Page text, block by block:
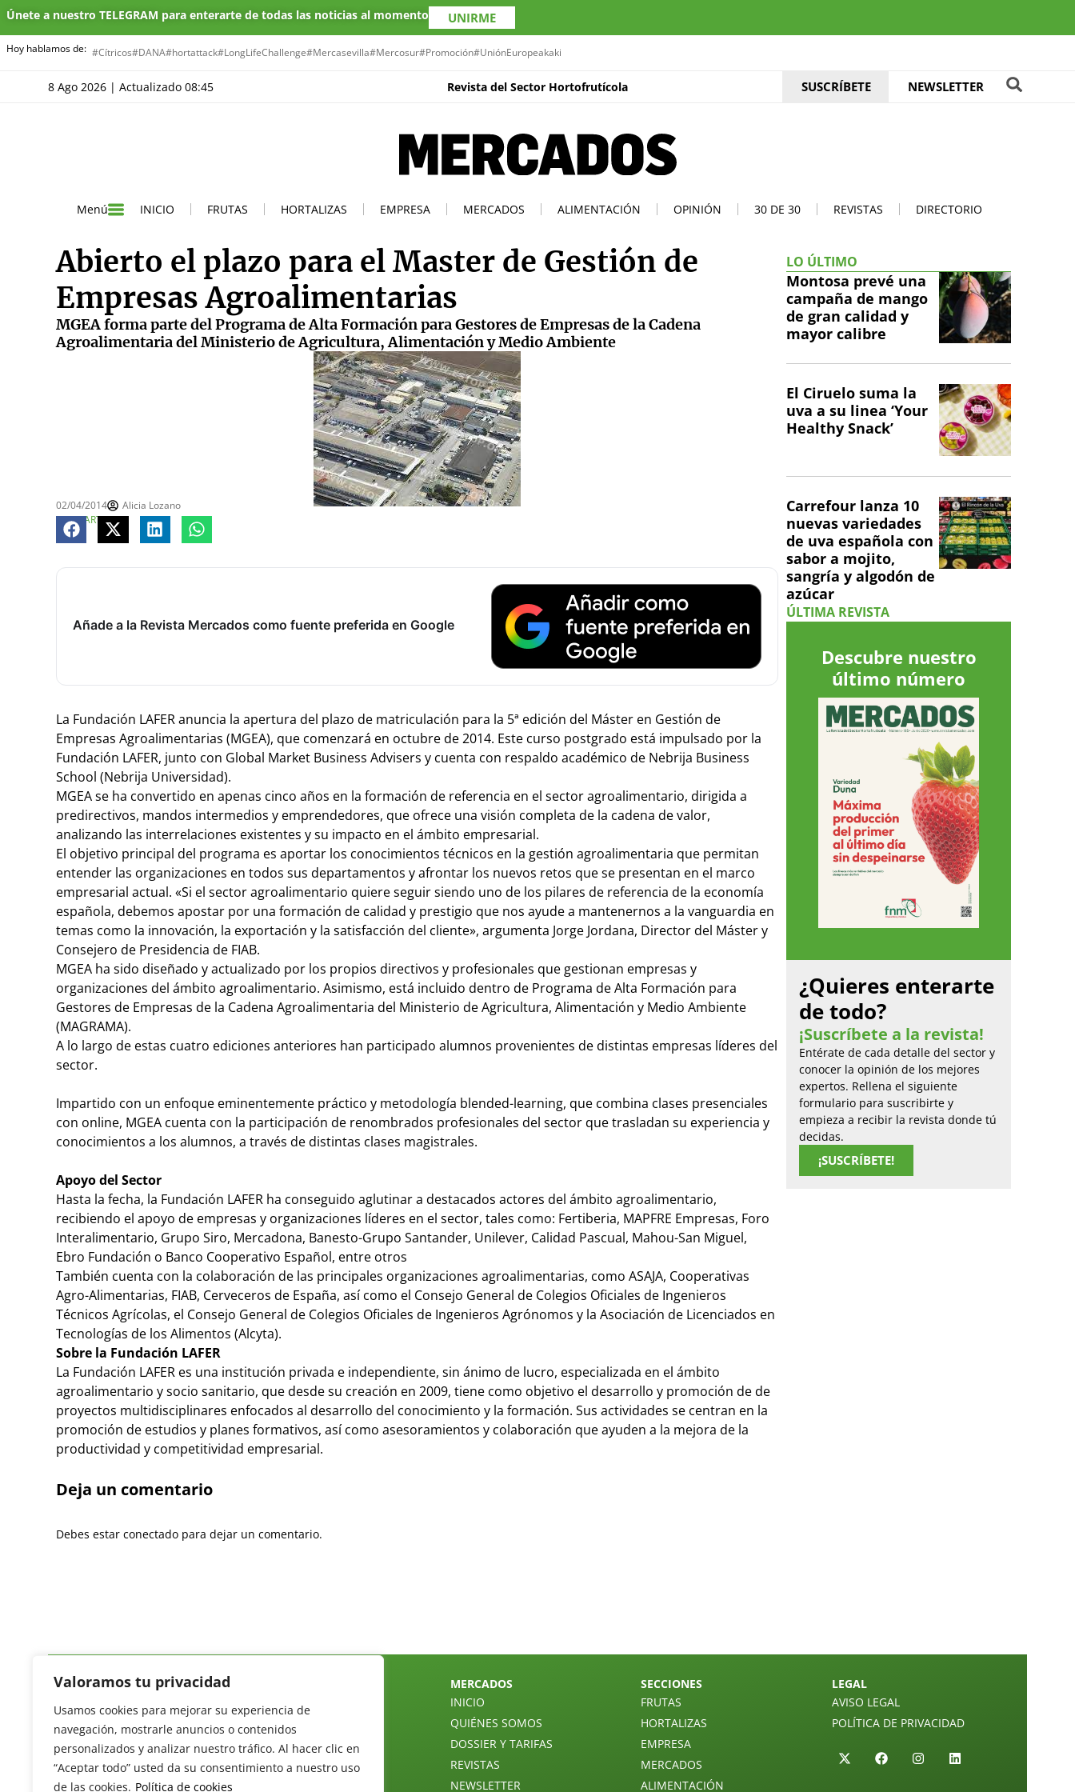
Valoramos tu privacidad
Usamos cookies para mejorar su experiencia de
navegación, mostrarle anuncios o contenidos
personalizados y analizar nuestro tráfico. Al hacer clic en
“Aceptar todo” usted da su consentimiento a nuestro uso
de las cookies. Política de cookies
Únete a nuestro TELEGRAM para enterarte de todas las noticias al momento UNIRME
Hoy hablamos de: #Cítricos#DANA#hortattack#LongLifeChallenge#Mercasevilla#Mercosur#Promoción#UniónEuropeakaki
8 Ago 2026 | Actualizado 08:45 Revista del Sector Hortofrutícola SUSCRÍBETE NEWSLETTER
Menú INICIO FRUTAS HORTALIZAS EMPRESA MERCADOS ALIMENTACIÓN OPINIÓN 30 DE 30 REVISTAS DIRECTORIO
Abierto el plazo para el Master de Gestión de
Empresas Agroalimentarias
MGEA forma parte del Programa de Alta Formación para Gestores de Empresas de la Cadena
Agroalimentaria del Ministerio de Agricultura, Alimentación y Medio Ambiente
02/04/2014
Alicia Lozano
COMPARTE
Añade a la Revista Mercados como fuente preferida en Google
La Fundación LAFER anuncia la apertura del plazo de matriculación para la 5ª edición del Máster en Gestión de
Empresas Agroalimentarias (MGEA), que comenzará en octubre de 2014. Este curso postgrado está impulsado por la
Fundación LAFER, junto con Global Market Business Advisers y cuenta con respaldo académico de Nebrija Business
School (Nebrija Universidad).
MGEA se ha convertido en apenas cinco años en la formación de referencia en el sector agroalimentario, dirigida a
predirectivos, mandos intermedios y emprendedores, que ofrece una visión completa de la cadena de valor,
analizando las interrelaciones existentes y su impacto en el ámbito empresarial.
El objetivo principal del programa es aportar los conocimientos técnicos en la gestión agroalimentaria que permitan
entender las organizaciones en todos sus departamentos y afrontar los nuevos retos que se presentan en el marco
empresarial actual. «Si el sector agroalimentario quiere seguir siendo uno de los pilares de referencia de la economía
española, debemos apostar por una formación de calidad y prestigio que nos ayude a mantenernos a la vanguardia en
temas como la innovación, la exportación y la satisfacción del cliente», argumenta Jorge Jordana, Director del Máster y
Consejero de Presidencia de FIAB.
MGEA ha sido diseñado y actualizado por los propios directivos y profesionales que gestionan empresas y
organizaciones del ámbito agroalimentario. Asimismo, está incluido dentro de Programa de Alta Formación para
Gestores de Empresas de la Cadena Agroalimentaria del Ministerio de Agricultura, Alimentación y Medio Ambiente
(MAGRAMA).
A lo largo de estas cuatro ediciones anteriores han participado alumnos provenientes de distintas empresas líderes del
sector.
Impartido con un enfoque eminentemente práctico y metodología blended-learning, que combina clases presenciales
con online, MGEA cuenta con la participación de renombrados profesionales del sector que trasladan su experiencia y
conocimientos a los alumnos, a través de distintas clases magistrales.
Apoyo del Sector
Hasta la fecha, la Fundación LAFER ha conseguido aglutinar a destacados actores del ámbito agroalimentario,
recibiendo el apoyo de empresas y organizaciones líderes en el sector, tales como: Fertiberia, MAPFRE Empresas, Foro
Interalimentario, Grupo Siro, Mercadona, Banesto-Grupo Santander, Unilever, Calidad Pascual, Mahou-San Miguel,
Ebro Fundación o Banco Cooperativo Español, entre otros
También cuenta con la colaboración de las principales organizaciones agroalimentarias, como ASAJA, Cooperativas
Agro-Alimentarias, FIAB, Cerveceros de España, así como el Consejo General de Colegios Oficiales de Ingenieros
Técnicos Agrícolas, el Consejo General de Colegios Oficiales de Ingenieros Agrónomos y la Asociación de Licenciados en
Tecnologías de los Alimentos (Alcyta).
Sobre la Fundación LAFER
La Fundación LAFER es una institución privada e independiente, sin ánimo de lucro, especializada en el ámbito
agroalimentario y socio sanitario, que desde su creación en 2009, tiene como objetivo el desarrollo y promoción de de
proyectos multidisciplinares enfocados al desarrollo del conocimiento y la formación. Sus actividades se centran en la
promoción de estudios y planes formativos, así como asesoramientos y colaboración que ayuden a la mejora de la
productividad y competitividad empresarial.
Deja un comentario
Debes estar conectado para dejar un comentario.
LO ÚLTIMO
Montosa prevé una
campaña de mango
de gran calidad y
mayor calibre
El Ciruelo suma la
uva a su linea ‘Your
Healthy Snack’
Carrefour lanza 10
nuevas variedades
de uva española con
sabor a mojito,
sangría y algodón de
azúcar
ÚLTIMA REVISTA
Descubre nuestro
último número
¿Quieres enterarte
de todo?
¡Suscríbete a la revista!
Entérate de cada detalle del sector y
conocer la opinión de los mejores
expertos. Rellena el siguiente
formulario para suscribirte y
empieza a recibir la revista donde tú
decidas.
¡SUSCRÍBETE!
Revista del Sector Hortofrutícola
C/ Presidente Cárdenas nº 10.
41013 Sevilla. ESPAÑA
Tel: (+34) 954 25 88 51
MERCADOS
INICIO
QUIÉNES SOMOS
DOSSIER Y TARIFAS
REVISTAS
NEWSLETTER
SECCIONES
FRUTAS
HORTALIZAS
EMPRESA
MERCADOS
ALIMENTACIÓN
LEGAL
AVISO LEGAL
POLÍTICA DE PRIVACIDAD